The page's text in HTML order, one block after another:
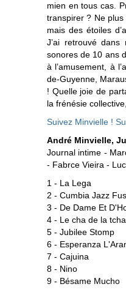
mien en tous cas.
transpirer ? Ne plus
mais des étoiles
J’ai retrouvé dans
sonores de 10 ans
à l’amusement, à
de-Guyenne,
! Quelle joie de
la frénésie
Suivez Minvielle !
André Minvielle,
Journal intime -
- Fabrce Vieira -
1 - La Lega
2 - Cumbia Jazz
3 - De Dame Et
4 - Le cha de la
5 - Jubilee Stomp
6 - Esperanza
7 - Cajuina
8 - Nino
9 - Bésame Mucho